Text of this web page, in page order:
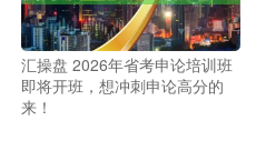
汇操盘 2026年省考申论培训班
即将开班，想冲刺申论高分的
来！